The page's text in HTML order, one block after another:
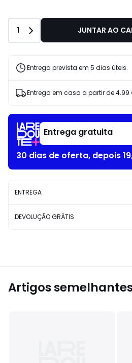
125.00
€
de
desconto
Quantidade
1 JUNTAR AO
Entrega prevista em 5 dias úteis.
Entrega em casa a partir de4.99
Entrega gratuita
30 dias de oferta, depois
ENTREGA
DEVOLUÇÃO GRÁTIS
Artigos